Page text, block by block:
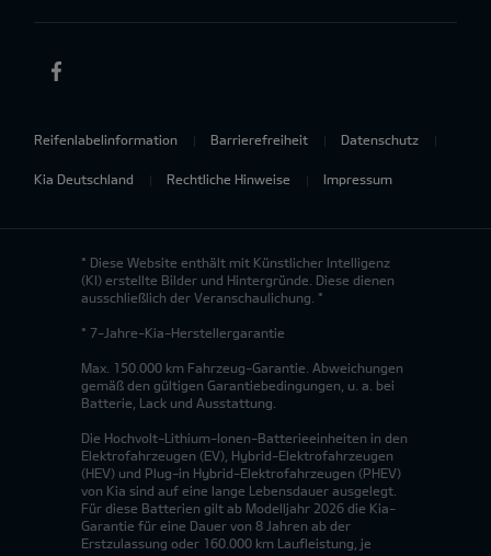
Reifenlabelinformation Barrierefreiheit Datenschutz
Kia Deutschland Rechtliche Hinweise Impressum
* Diese Website enthält mit Künstlicher Intelligenz
(KI) erstellte Bilder und Hintergründe. Diese dienen
ausschließlich der Veranschaulichung. *
* 7-Jahre-Kia-Herstellergarantie
Max. 150.000 km Fahrzeug-Garantie. Abweichungen
gemäß den gültigen Garantiebedingungen, u. a. bei
Batterie, Lack und Ausstattung.
Die Hochvolt-Lithium-Ionen-Batterieeinheiten in den
Elektrofahrzeugen (EV), Hybrid-Elektrofahrzeugen
(HEV) und Plug-in Hybrid-Elektrofahrzeugen (PHEV)
von Kia sind auf eine lange Lebensdauer ausgelegt.
Für diese Batterien gilt ab Modelljahr 2026 die Kia-
Garantie für eine Dauer von 8 Jahren ab der
Erstzulassung oder 160.000 km Laufleistung, je